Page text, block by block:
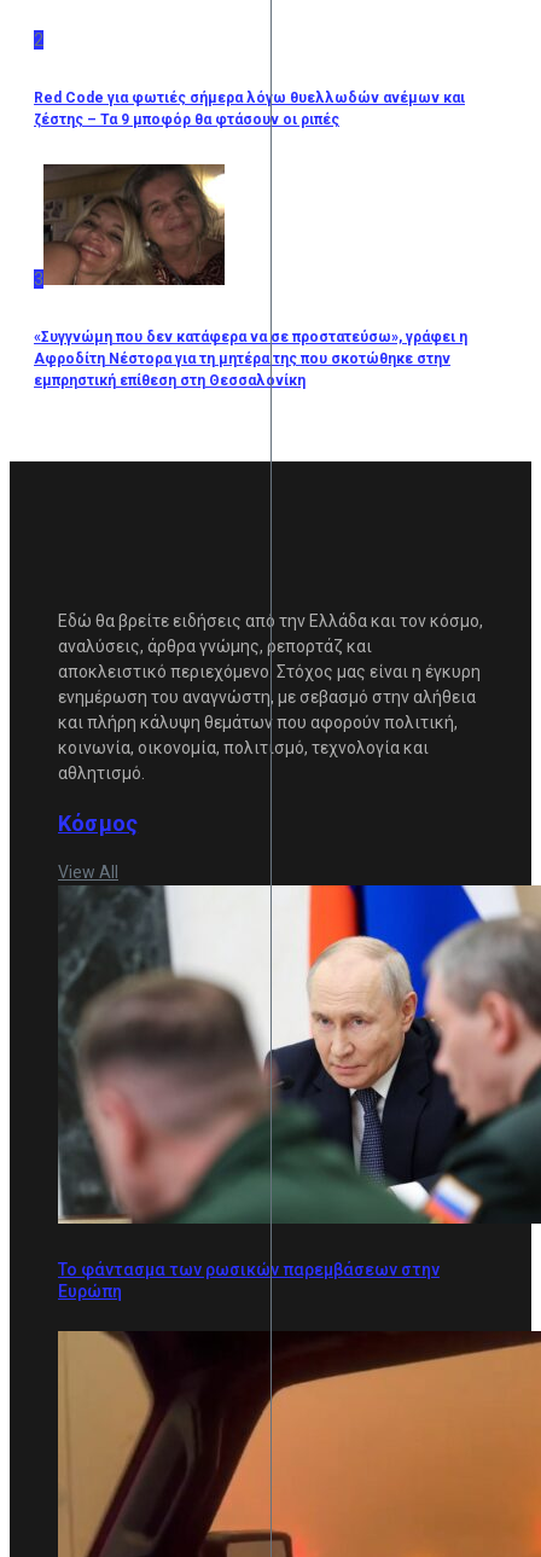
2
Red Code για φωτιές σήμερα λόγω θυελλωδών ανέμων και
ζέστης – Τα 9 μποφόρ θα φτάσουν οι ριπές
3
«Συγγνώμη που δεν κατάφερα να σε προστατεύσω», γράφει η
Αφροδίτη Νέστορα για τη μητέρα της που σκοτώθηκε στην
εμπρηστική επίθεση στη Θεσσαλονίκη
Εδώ θα βρείτε ειδήσεις από την Ελλάδα και τον κόσμο,
αναλύσεις, άρθρα γνώμης, ρεπορτάζ και
αποκλειστικό περιεχόμενο. Στόχος μας είναι η έγκυρη
ενημέρωση του αναγνώστη, με σεβασμό στην αλήθεια
και πλήρη κάλυψη θεμάτων που αφορούν πολιτική,
κοινωνία, οικονομία, πολιτισμό, τεχνολογία και
αθλητισμό.
Κόσμος
View All
Το φάντασμα των ρωσικών παρεμβάσεων στην
Ευρώπη